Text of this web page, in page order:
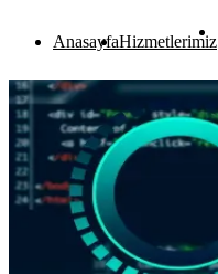
AnasayfaHizmetlerimiz